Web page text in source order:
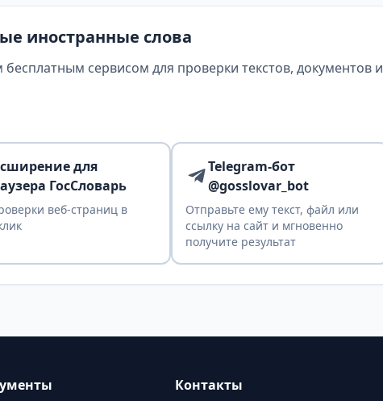
иностранные слова
сервисом для проверки текстов, документов и
для
ГосСловарь
веб-страниц в
Telegram-бот
@gosslovar_bot
Отправьте ему текст, файл или
ссылку на сайт и мгновенно
получите результат
Контакты